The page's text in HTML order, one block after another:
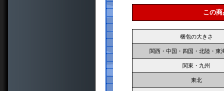
この
梱包の大きさ
関西・中国・四国・北陸・東
関東・九州
東北